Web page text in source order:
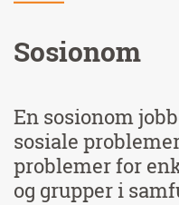
Sosionom
En sosionom
sosiale
problemer for
og grupper i